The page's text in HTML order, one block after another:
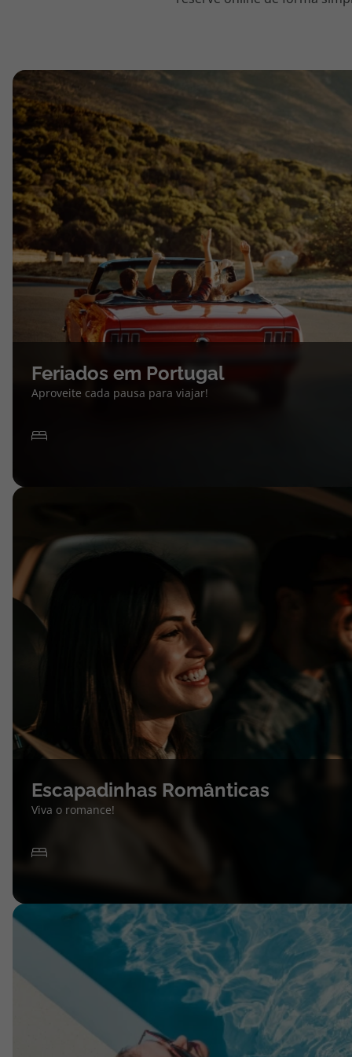
topatlantico@topatlantico.com
Feriados em Portugal
Aproveite cada pausa para viajar!
Escapadinhas Românticas
Viva o romance!